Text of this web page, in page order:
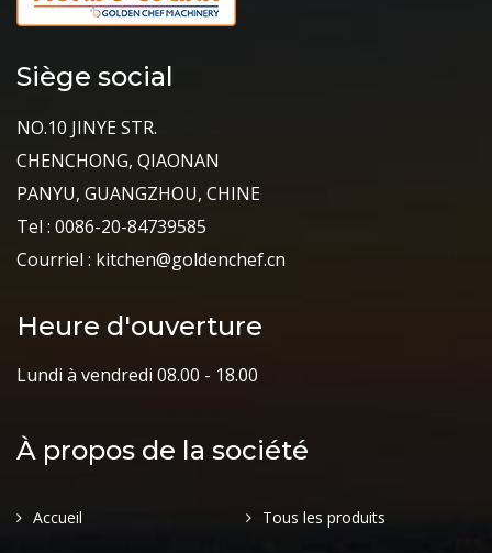
Siège social
NO.10 JINYE STR.
CHENCHONG, QIAONAN
PANYU, GUANGZHOU, CHINE
Tel : 0086-20-84739585
Courriel : kitchen@goldenchef.cn
Heure d'ouverture
Lundi à vendredi 08.00 - 18.00
À propos de la société
Accueil Tous les produits